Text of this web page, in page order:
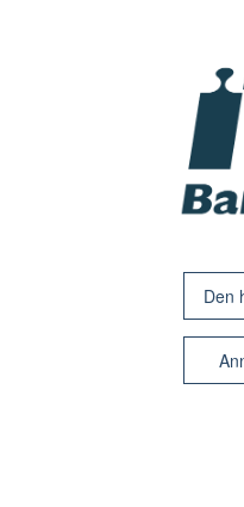
Den